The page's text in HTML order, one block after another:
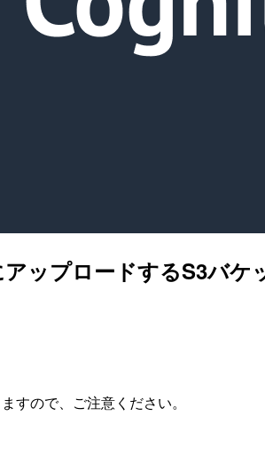
ップロードするS3バケ
すので、ご注意ください。